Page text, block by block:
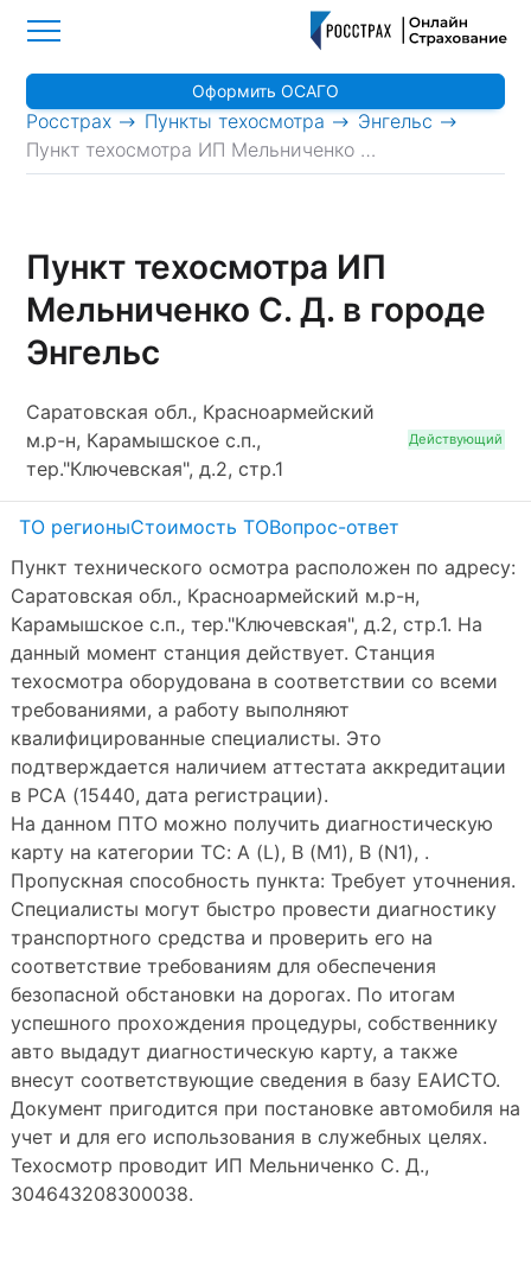
Росстрах > Пункты техосмотра > Энгельс
>
Пункт техосмотра ИП Мельниченко С. Д.
Оформить ОСАГО
Пункт техосмотра ИП
Мельниченко С. Д. в городе
Энгельс
Саратовская обл., Красноармейский
м.р-н, Карамышское с.п.,
тер."Ключевская", д.2, стр.1
Действующий
ТО регионыСтоимость ТОВопрос-ответ
Пункт технического осмотра расположен по адресу:
Саратовская обл., Красноармейский м.р-н,
Карамышское с.п., тер."Ключевская", д.2, стр.1. На
данный момент станция действует. Станция
техосмотра оборудована в соответствии со всеми
требованиями, а работу выполняют
квалифицированные специалисты. Это
подтверждается наличием аттестата аккредитации
в РСА (15440, дата регистрации).
На данном ПТО можно получить диагностическую
карту на категории ТС: A (L), B (M1), B (N1), .
Пропускная способность пункта: Требует уточнения.
Специалисты могут быстро провести диагностику
транспортного средства и проверить его на
соответствие требованиям для обеспечения
безопасной обстановки на дорогах. По итогам
успешного прохождения процедуры, собственнику
авто выдадут диагностическую карту, а также
внесут соответствующие сведения в базу ЕАИСТО.
Документ пригодится при постановке автомобиля на
учет и для его использования в служебных целях.
Техосмотр проводит ИП Мельниченко С. Д.,
304643208300038.